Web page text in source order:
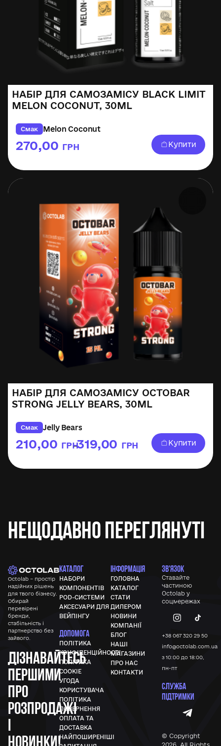
НАБІР ДЛЯ САМОЗАМІСУ BLACK LIMIT
MELON COCONUT, 30ML
Смак Melon Coconut
270,00 ГРН Купити
НАБІР ДЛЯ САМОЗАМІСУ OCTOBAR
STRONG JELLY BEARS, 30ML
Смак Jelly Bears
210,00 ГРН
–319,00 ГРН Купити
Нещодавно переглянуті
Octolab – простір
надійних рішень
для твого бізнесу.
Обирай
перевірені
бренди,
стабільність і
партнерство без
зайвого.
Дізнавайтесь
першими
про
розпродажі
і
новинки!
КАТАЛОГ
НАБОРИ
КОМПОНЕНТІВ
POD-СИСТЕМИ
АКСЕСУАРИ ДЛЯ
ВЕЙПІНГУ
ДОПОМОГА
ПОЛІТИКА
КОНФІДЕНЦІЙНОСТІ
ПОЛІТИКА
COOKIE
УГОДА
КОРИСТУВАЧА
ПОЛІТИКА
ПОВЕРНЕННЯ
ОПЛАТА ТА
ДОСТАВКА
НАЙПОШИРЕНІШІ
ІНФОРМАЦІЯ
ГОЛОВНА
КАТАЛОГ
СТАТИ
ДИЛЕРОМ
НОВИНИ
КОМПАНІЇ
БЛОГ
НАШІ
МАГАЗИНИ
ПРО НАС
КОНТАКТИ
ЗВ'ЯЗОК
Ставайте
частиною
Octolab у
соцмережах
+38 067 320 29 50
info@octolab.com.ua
з 10:00 до 18:00,
пн-пт
СЛУЖБА
ПІДТРИМКИ
© Copyright
2026, All Rights